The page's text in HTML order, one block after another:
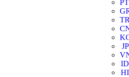
PT
JP
ID
HI